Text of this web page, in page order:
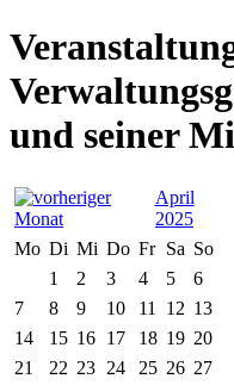
und seiner
April
2025
Mo Di Mi Do Fr Sa So
1
2 3 4 5
6
7
8 9 10 11 12 13
14
15 16 17 18 19 20
21
22 23 24 25 26 27